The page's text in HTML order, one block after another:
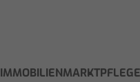
IMMOBILIENMARKT